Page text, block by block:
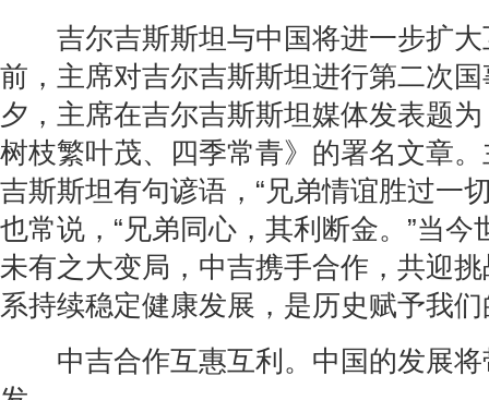
吉尔吉斯斯坦与中国将进一步扩大
前，主席对吉尔吉斯斯坦进行第二次
夕，主席在吉尔吉斯斯坦媒体发表题
树枝繁叶茂、四季常青》的署名文章
吉斯斯坦有句谚语，“兄弟情谊胜过一
也常说，“兄弟同心，其利断金。”当今
未有之大变局，中吉携手合作，共迎
系持续稳定健康发展，是历史赋予我
中吉合作互惠互利。中国的发展将